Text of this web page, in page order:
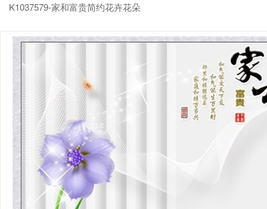
K1037579-家和富贵简约花卉花朵